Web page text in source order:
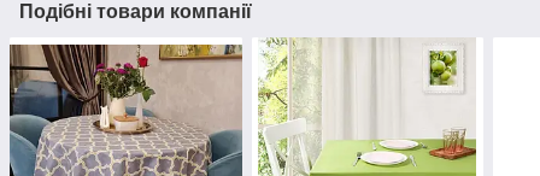
Подібні товари компанії